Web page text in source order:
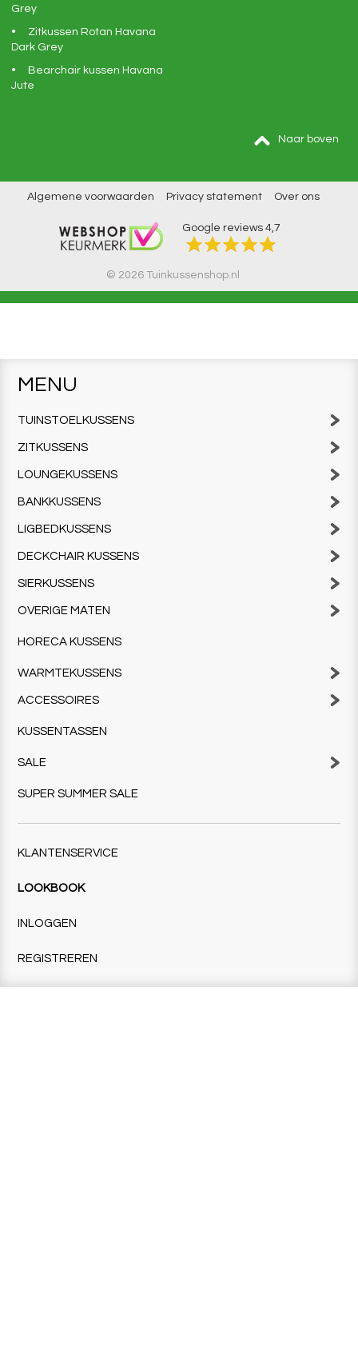
Grey
Zitkussen Rotan Havana
Dark Grey
Bearchair kussen Havana
Jute
Naar boven
Algemene voorwaarden Privacy statement Over ons
Google reviews 4,7
© 2026 Tuinkussenshop.nl
MENU
TUINSTOELKUSSENS
ZITKUSSENS
LOUNGEKUSSENS
BANKKUSSENS
LIGBEDKUSSENS
DECKCHAIR KUSSENS
SIERKUSSENS
OVERIGE MATEN
HORECA KUSSENS
WARMTEKUSSENS
ACCESSOIRES
KUSSENTASSEN
SALE
SUPER SUMMER SALE
KLANTENSERVICE
LOOKBOOK
INLOGGEN
REGISTREREN